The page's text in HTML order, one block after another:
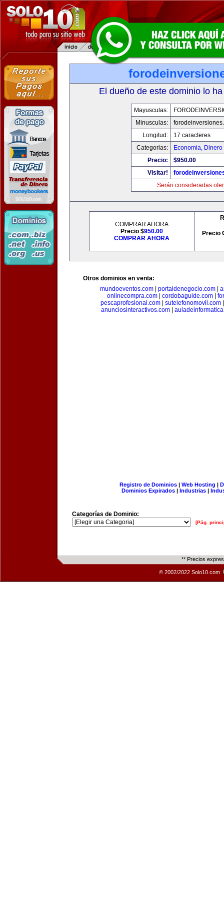
El dueño de este dominio lo
Mayusculas:
Minusculas:
Longitud:
17 caracteres
Categorias:
Economia,
Precio:
$950.00
Visitar!
Serán consideradas
COMPRAR AHORA
Precio $950.00
COMPRAR AHORA
Precio
Otros dominios en venta:
mundoeventos.com| portaldenegocio.com|
onlinecompra.com| cordobaguide.com|
pescaprofesional.com| sutelefonomovil.com
anunciosinteractivos.com|
Registro de Dominios| Web Hosting |
Dominios Expirados | Industrias |
Categorías de Dominio:
[Pág.
** Precios
© 2002/2022 Solo10.com